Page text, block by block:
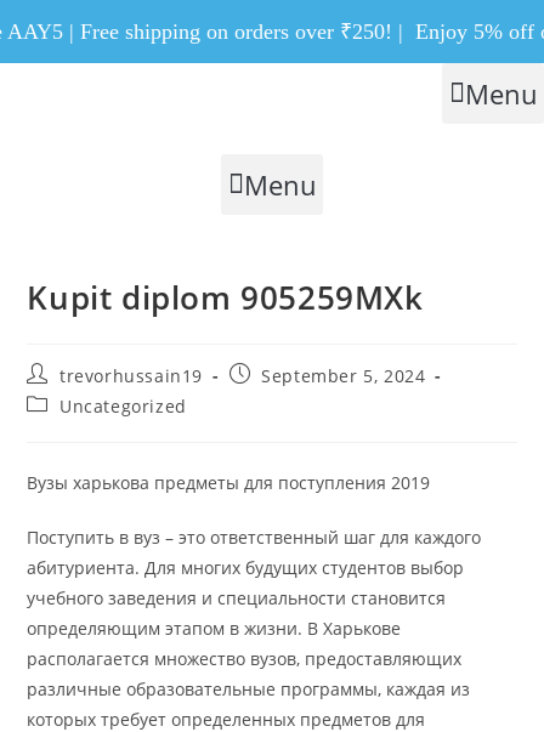
to
| Free shipping on orders over ₹250! | Enjoy 5% off
Menu
Menu
Kupit diplom 905259MXk
Post
author:
trevorhussain19
PostSeptember 5, 2024
PostUncategorized
Вузы харькова предметы для поступления 2019
Поступить в вуз – это ответственный шаг для каждого
абитуриента. Для многих будущих студентов выбор
учебного заведения и специальности становится
определяющим этапом в жизни. В Харькове
располагается множество вузов, предоставляющих
различные образовательные программы, каждая из
которых требует определенных предметов для